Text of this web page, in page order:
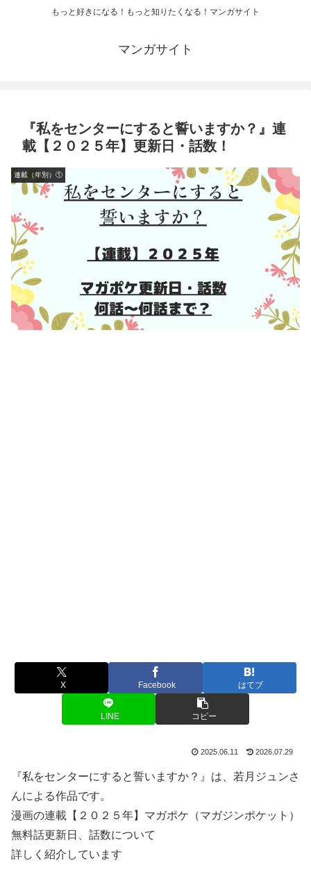
もっと好きになる！もっと知りたくなる！マンガサイト
マンガサイト
『私をセンターにすると誓いますか？』連
載【２０２５年】更新日・話数！
連載（年別）①
X Facebook はてブ
LINE コピー
2025.06.11 2026.07.29
『私をセンターにすると誓いますか？』は、若月ジュンさ
んによる作品です。
漫画の連載【２０２５年】マガポケ（マガジンポケット）
無料話更新日、話数について
詳しく紹介しています